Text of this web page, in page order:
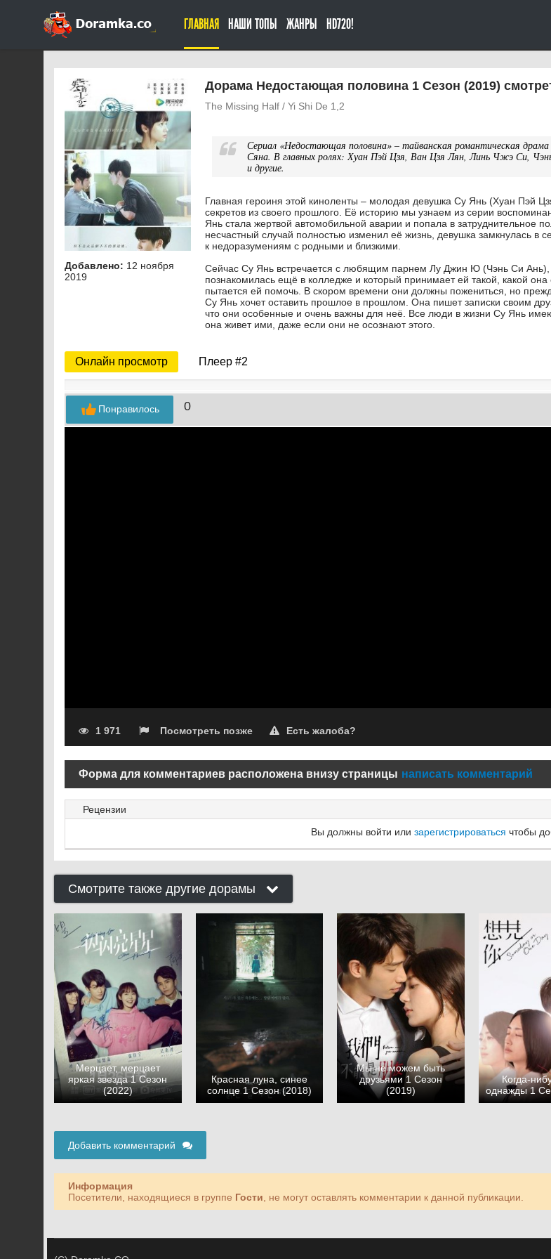
ГЛАВНАЯ НАШИ ТОПЫ ЖАНРЫ HD720!
Дорама Недостающая половина 1 Сезон (2019)
The Missing Half / Yi Shi De 1,2
Сериал «Недостающая половина» – тайванская романтическая
Сяна. В главных ролях: Хуан Пэй Цзя, Ван Цзя Лян, Линь Чжэ Си,
и другие.
Главная героиня этой киноленты – молодая девушка Су Янь (Хуан Пэй
секретов из своего прошлого. Её историю мы узнаем из серии
Янь стала жертвой автомобильной аварии и попала в затруднительное
несчастный случай полностью изменил её жизнь, девушка замкнулась в
к недоразумениям с родными и близкими.
Сейчас Су Янь встречается с любящим парнем Лу Джин Ю (Чэнь Си Ань),
познакомилась ещё в колледже и который принимает ей такой, какой она
пытается ей помочь. В скором времени они должны пожениться, но
Су Янь хочет оставить прошлое в прошлом. Она пишет записки своим
что они особенные и очень важны для неё. Все люди в жизни Су Янь
она живет ими, даже если они не осознают этого.
Добавлено: 12 ноября
2019
Онлайн просмотр Плеер #2
0
Понравилось
1 971 Посмотреть позже Есть жалоба?
Форма для комментариев расположена внизу страницы написать комментарий
Рецензии
Вы должны войти или зарегистрироваться чтобы
Смотрите также другие дорамы
Мерцает, мерцает
яркая звезда 1 Сезон
(2022)
Красная луна, синее
солнце 1 Сезон (2018)
Мы не можем быть
друзьями 1 Сезон
(2019)
Когда-
однажды 1
Добавить комментарий
Информация
Посетители, находящиеся в группе Гости , не могут оставлять комментарии к данной публикации.